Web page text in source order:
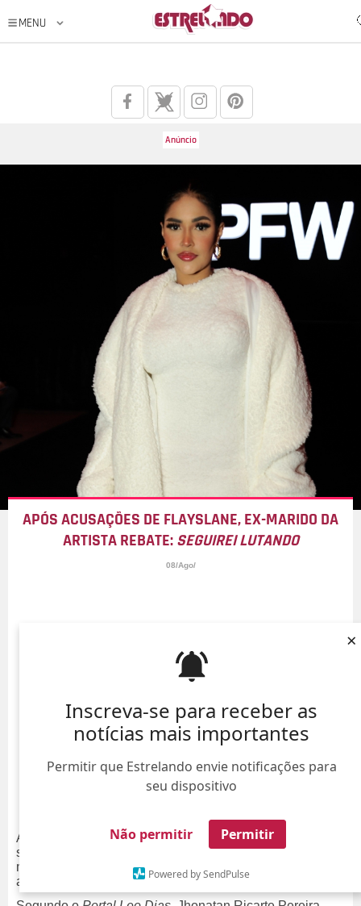
Inscreva-se para receber as
notícias mais importantes
Permitir que Estrelando envie notificações para
seu dispositivo
Não permitir Permitir
Powered by SendPulse
×
APÓS ACUSAÇÕES DE FLAYSLANE, EX-MARIDO DA
ARTISTA REBATE:SEGUIREI LUTANDO
08/Ago/
Após ter compartilhado uma publicação em que revela ter
sido ameaçada depois de ter cobrado dinheiro para
manter seu filho, agora o ex-marido de Flayslane rebateu
as acusações.